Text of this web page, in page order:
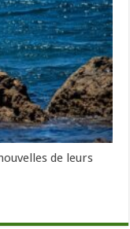
de leurs